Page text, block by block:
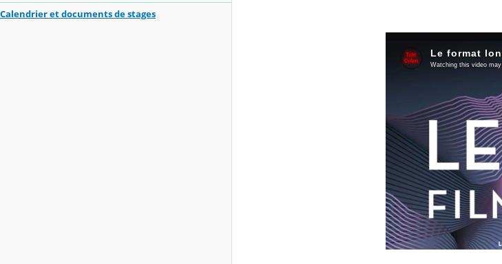
Calendrier et documents de stages